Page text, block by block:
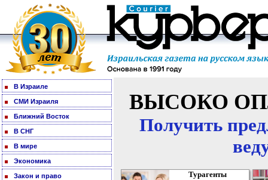
В Израиле
СМИ Израиля
Ближний Восток
В СНГ
В мире
Экономика
Закон и право
ВЫСОКО
Получить
Турагенты